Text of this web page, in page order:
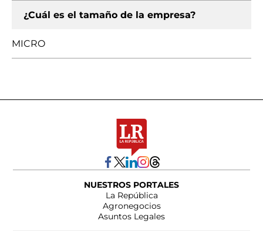
¿Cuál es el tamaño de la empresa?
MICRO
NUESTROS PORTALES
La República
Agronegocios
Asuntos Legales